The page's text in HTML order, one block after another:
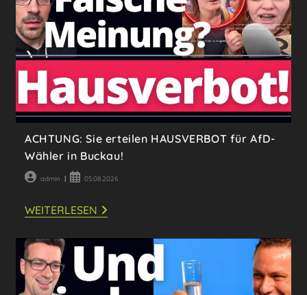
ACHTUNG: Sie erteilen HAUSVERBOT für AfD-
Wähler in Buckau!
Beitrags-
admin
Beitrag05.08.2026
WEITERLESENACHTUNG:
SIE
HAUSVERBOT
FÜR
AFD-
WÄHLER
IN
BUCKAU!